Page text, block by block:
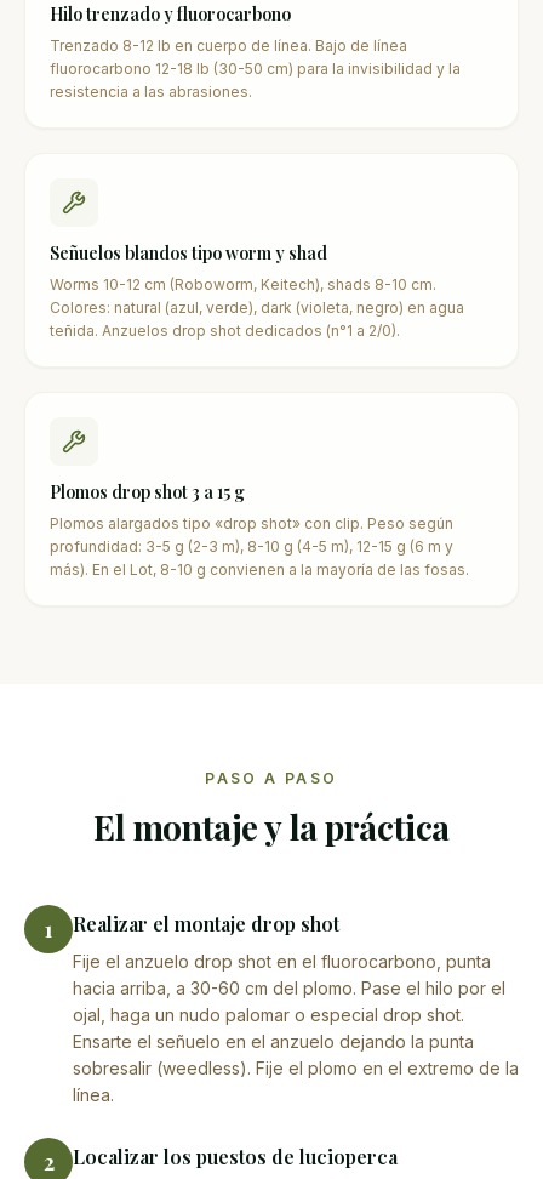
Hilo trenzado y fluorocarbono
Trenzado 8-12 lb en cuerpo de línea. Bajo de línea
fluorocarbono 12-18 lb (30-50 cm) para la invisibilidad y la
resistencia a las abrasiones.
Señuelos blandos tipo worm y shad
Worms 10-12 cm (Roboworm, Keitech), shads 8-10 cm.
Colores: natural (azul, verde), dark (violeta, negro) en agua
teñida. Anzuelos drop shot dedicados (n°1 a 2/0).
Plomos drop shot 3 a 15 g
Plomos alargados tipo «drop shot» con clip. Peso según
profundidad: 3-5 g (2-3 m), 8-10 g (4-5 m), 12-15 g (6 m y
más). En el Lot, 8-10 g convienen a la mayoría de las fosas.
PASO A PASO
El montaje y la práctica
1 Realizar el montaje drop shot
Fije el anzuelo drop shot en el fluorocarbono, punta
hacia arriba, a 30-60 cm del plomo. Pase el hilo por el
ojal, haga un nudo palomar o especial drop shot.
Ensarte el señuelo en el anzuelo dejando la punta
sobresalir (weedless). Fije el plomo en el extremo de la
línea.
2 Localizar los puestos de lucioperca